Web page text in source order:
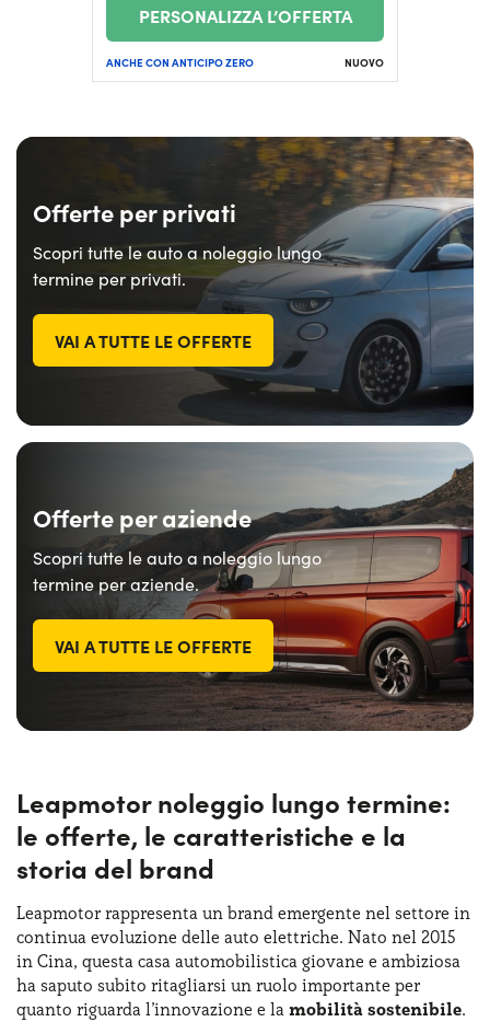
PERSONALIZZA L’OFFERTA
ANCHE CON ANTICIPO ZERO NUOVO
Offerte per privati
Scopri tutte le auto a noleggio lungo
termine per privati.
VAI A TUTTE LE OFFERTE
Offerte per aziende
Scopri tutte le auto a noleggio lungo
termine per aziende.
VAI A TUTTE LE OFFERTE
Leapmotor noleggio lungo termine:
le offerte, le caratteristiche e la
storia del brand
Leapmotor rappresenta un brand emergente nel settore in
continua evoluzione delle auto elettriche. Nato nel 2015
in Cina, questa casa automobilistica giovane e ambiziosa
ha saputo subito ritagliarsi un ruolo importante per
quanto riguarda l’innovazione e la mobilità sostenibile.